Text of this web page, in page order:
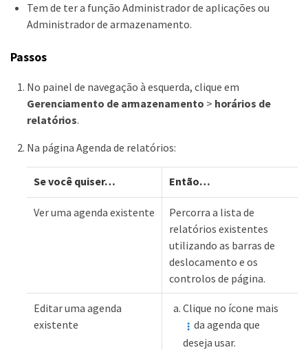
Tem de ter a função Administrador de aplicações ou
Administrador de armazenamento.
Passos
No painel de navegação à esquerda, clique em
Gerenciamento de armazenamento > horários de
relatórios.
Na página Agenda de relatórios:
Se você quiser…​ Então…​
Ver uma agenda existente
Percorra a lista de
relatórios existentes
utilizando as barras de
deslocamento e os
controlos de página.
Editar uma agenda
existente
Clique no ícone mais
da agenda que
deseja usar.